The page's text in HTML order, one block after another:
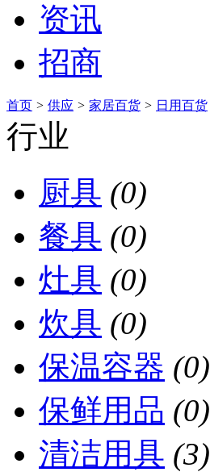
资讯
招商
首页 > 供应 > 家居百货 > 日用百货
行业
厨具 (0)
餐具 (0)
灶具 (0)
炊具 (0)
保温容器 (0)
保鲜用品 (0)
清洁用具 (3)